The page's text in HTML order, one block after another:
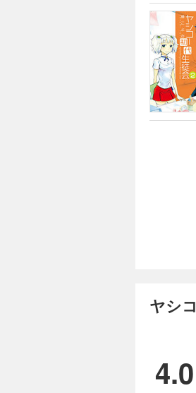
ヤシ
4.0